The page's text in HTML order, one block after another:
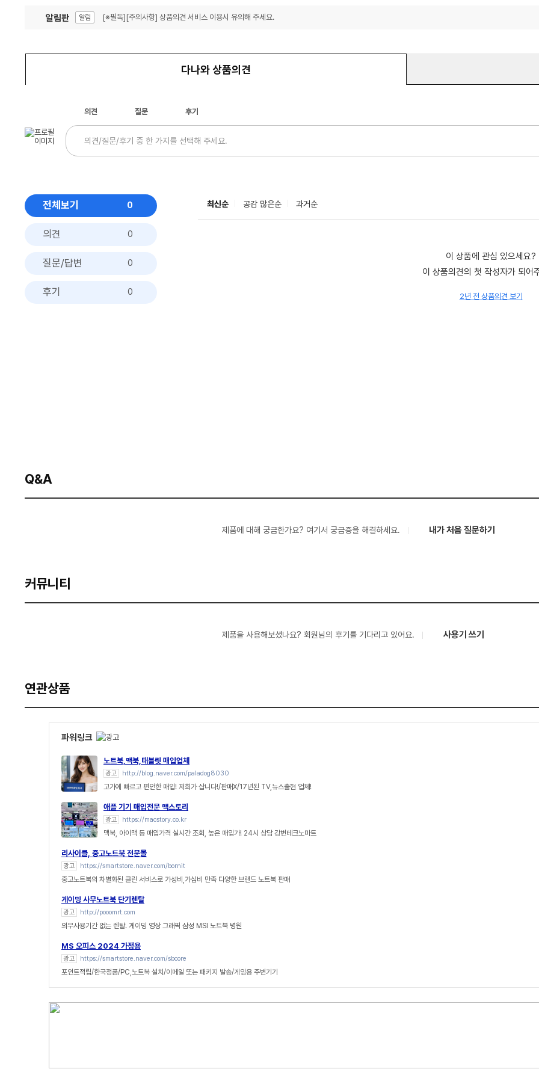
알림판 알림 [※필독][주의사항] 상품의견 서비스 이용시 유의해 주세요.
다나와 상품의견
의견 질문 후기
전체보기 0
의견 0
질문/답변 0
후기 0
최신순 공감 많은순 과거순
이 상품에 관심 있으세요?
이 상품의견의 첫 작성자가 되어
2년 전 상품의견 보기
Q&A
제품에 대해 궁금한가요? 여기서 궁금증을 해결하세요. 내가 처음 질문하기
커뮤니티
제품을 사용해보셨나요? 회원님의 후기를 기다리고 있어요. 사용기 쓰기
연관상품
파워링크
노트북,맥북,태블릿 매입업체
광고 http://blog.naver.com/paladog8030
고가에 빠르고 편안한 매입! 저희가 삽니다!/판매X/17년된 TV,뉴스출현 업체!
애플 기기 매입전문 맥스토리
광고 https://macstory.co.kr
맥북, 아이맥 등 매입가격 실시간 조회, 높은 매입가! 24시 상담 강변테크노마트
리사이클, 중고노트북 전문몰
광고 https://smartstore.naver.com/bornit
중고노트북의 차별화된 클린 서비스로 가성비,가심비 만족 다양한 브랜드 노트북 판매
게이밍 사무노트북 단기렌탈
광고 http://pooomrt.com
의무사용기간 없는 렌탈. 게이밍 영상 그래픽 삼성 MSI 노트북 병원
MS 오피스 2024 가정용
광고 https://smartstore.naver.com/sbcore
포인트적립/한국정품/PC,노트북 설치/이메일 또는 패키지 발송/게임용 주변기기